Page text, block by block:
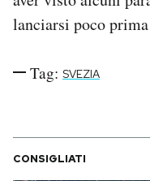
Notifiche mobile
Hai bisogno di aiuto?
lanciarsi poco
Tag: SVEZIA
CONSIGLIATI